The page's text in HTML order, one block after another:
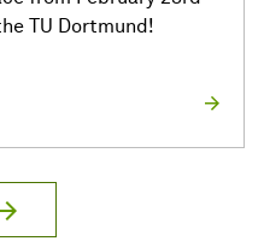
TU Dortmund!